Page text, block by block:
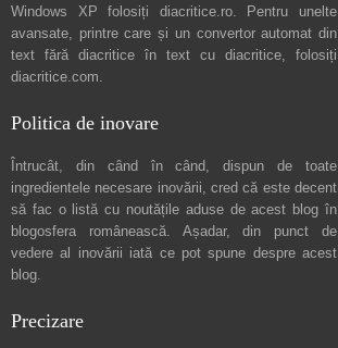
Windows XP folosiți diacritice.ro. Pentru unelte
avansate, printre care și un convertor automat din
text fără diacritice în text cu diacritice, folosiți
diacritice.com.
Politica de inovare
Întrucât, din când în când, dispun de toate
ingredientele necesare inovării, cred că este decent
să fac o listă cu noutățile aduse de acest blog în
blogosfera românească. Așadar, din punct de
vedere al inovării iată ce pot spune despre acest
blog.
Precizare